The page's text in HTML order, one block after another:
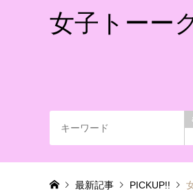
女子トーー
最新記事 PICKUP!!